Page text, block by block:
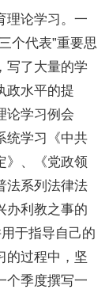
理论学习。一
个代表”重要思
写了大量的学
政水平的提
论学习例会
统学习《中共
》、《党政领
法系列法律法
办利教之事的
于指导自己的
的过程中，坚
个季度撰写一